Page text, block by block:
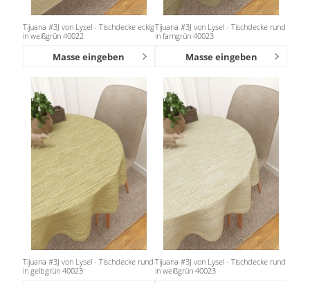
Tijuana #3J von Lysel - Tischdecke eckig
in weißgrün 40022
Masse eingeben
Tijuana #3J von Lysel - Tischdecke rund
in farngrün 40023
Masse eingeben
Tijuana #3J von Lysel - Tischdecke rund
in gelbgrün 40023
Tijuana #3J von Lysel - Tischdecke rund
in weißgrün 40023